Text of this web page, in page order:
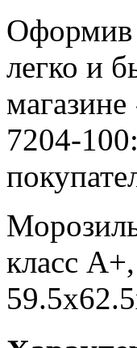
Оформив
легко и
7204-
класс